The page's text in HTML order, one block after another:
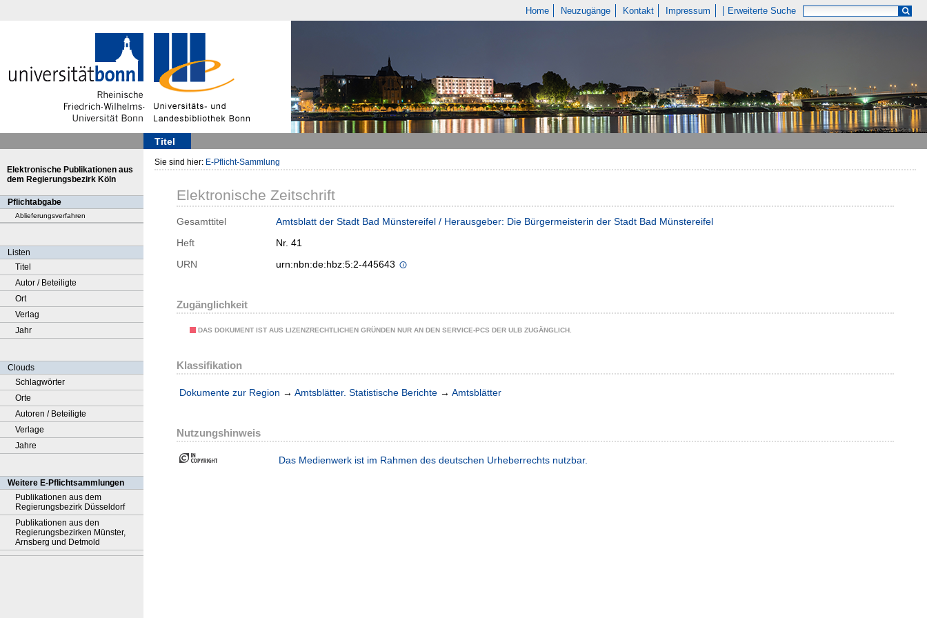
Home Neuzugänge Kontakt Impressum Erweiterte Suche
Titel
Elektronische Publikationen aus
dem Regierungsbezirk Köln
Pflichtabgabe
Ablieferungsverfahren
Listen
Titel
Autor / Beteiligte
Ort
Verlag
Jahr
Clouds
Schlagwörter
Orte
Autoren / Beteiligte
Verlage
Jahre
Weitere E-Pflichtsammlungen
Publikationen aus dem
Regierungsbezirk Düsseldorf
Publikationen aus den
Regierungsbezirken Münster,
Arnsberg und Detmold
Sie sind hier: E-Pflicht-Sammlung
Elektronische Zeitschrift
Gesamttitel
Amtsblatt der Stadt Bad Münstereifel / Herausgeber: Die Bürgermeisterin der Stadt Bad Münstereifel
Heft
Nr. 41
URN
urn:nbn:de:hbz:5:2-445643
Zugänglichkeit
DAS DOKUMENT IST AUS LIZENZRECHTLICHEN GRÜNDEN NUR AN DEN SERVICE-PCS DER ULB ZUGÄNGLICH.
Klassifikation
Dokumente zur Region → Amtsblätter. Statistische Berichte → Amtsblätter
Nutzungshinweis
Das Medienwerk ist im Rahmen des deutschen Urheberrechts nutzbar.